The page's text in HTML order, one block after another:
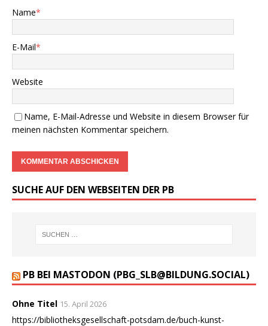
Name*
E-Mail*
Website
Name, E-Mail-Adresse und Website in diesem Browser für
meinen nächsten Kommentar speichern.
SUCHE AUF DEN WEBSEITEN DER PB
PB BEI MASTODON (PBG_SLB@BILDUNG.SOCIAL)
Ohne Titel 15. April 2026
https://bibliotheksgesellschaft-potsdam.de/buch-kunst-